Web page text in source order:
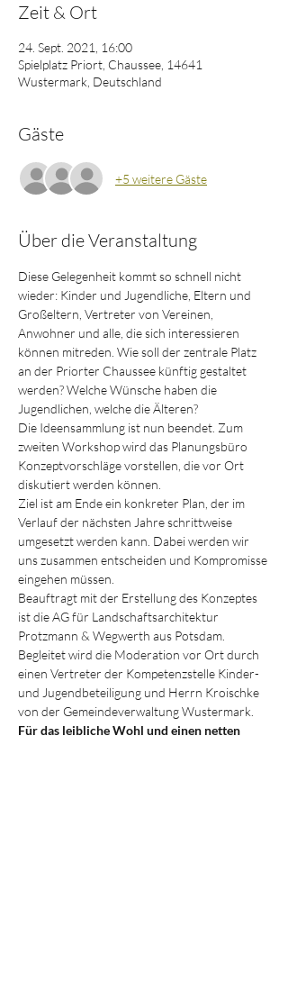
Zeit & Ort
24. Sept. 2021, 16:00
Spielplatz Priort, Chaussee, 14641
Wustermark, Deutschland
Gäste
+5 weitere Gäste
Über die Veranstaltung
Diese Gelegenheit kommt so schnell nicht
wieder: Kinder und Jugendliche, Eltern und
Großeltern, Vertreter von Vereinen,
Anwohner und alle, die sich interessieren
können mitreden. Wie soll der zentrale Platz
an der Priorter Chaussee künftig gestaltet
werden? Welche Wünsche haben die
Jugendlichen, welche die Älteren?
Die Ideensammlung ist nun beendet. Zum
zweiten Workshop wird das Planungsbüro
Konzeptvorschläge vorstellen, die vor Ort
diskutiert werden können.
Ziel ist am Ende ein konkreter Plan, der im
Verlauf der nächsten Jahre schrittweise
umgesetzt werden kann. Dabei werden wir
uns zusammen entscheiden und Kompromisse
eingehen müssen.
Beauftragt mit der Erstellung des Konzeptes
ist die AG für Landschaftsarchitektur
Protzmann & Wegwerth aus Potsdam.
Begleitet wird die Moderation vor Ort durch
einen Vertreter der Kompetenzstelle Kinder-
und Jugendbeteiligung und Herrn Kroischke
von der Gemeindeverwaltung Wustermark.
Für das leibliche Wohl und einen netten